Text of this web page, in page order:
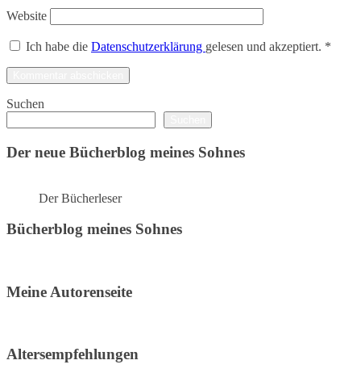
Website
Ich habe die Datenschutzerklärung gelesen und akzeptiert. *
Suchen
Der neue Bücherblog meines Sohnes
Der Bücherleser
Bücherblog meines Sohnes
Meine Autorenseite
Altersempfehlungen